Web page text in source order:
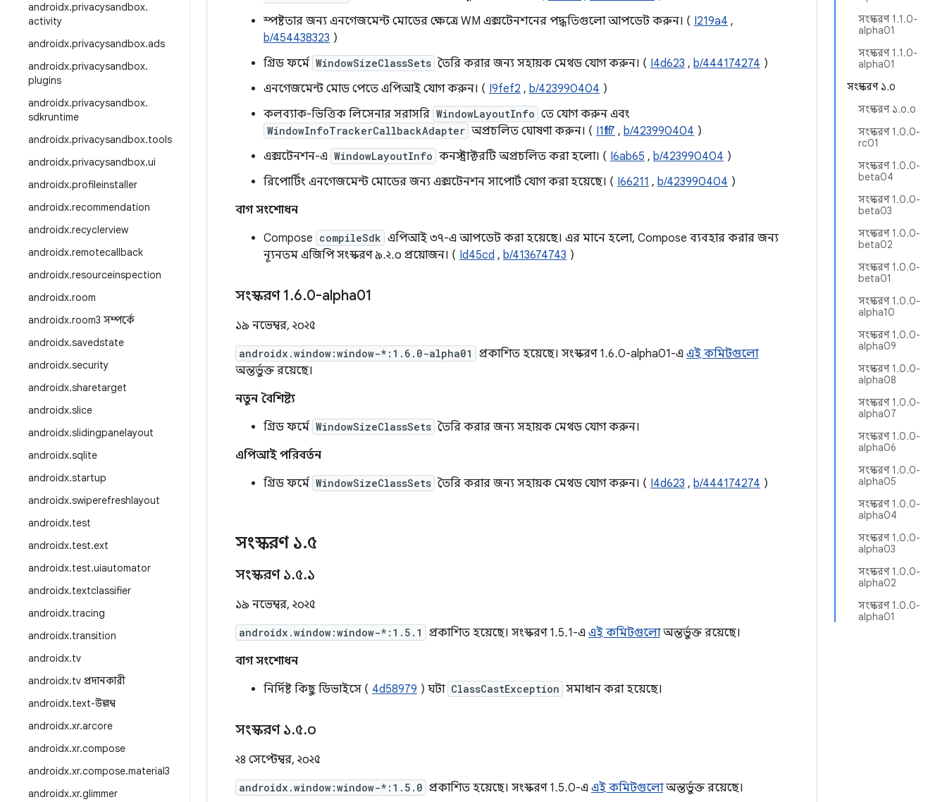
androidx.privacysandbox.
activity
androidx.privacysandbox.ads
androidx.privacysandbox.
plugins
androidx.privacysandbox.
sdkruntime
androidx.privacysandbox.tools
androidx.privacysandbox.ui
androidx.profileinstaller
androidx.recommendation
androidx.recyclerview
androidx.remotecallback
androidx.resourceinspection
androidx.room
androidx.room3 সম্পর্কে
androidx.savedstate
androidx.security
androidx.sharetarget
androidx.slice
androidx.slidingpanelayout
androidx.sqlite
androidx.startup
androidx.swiperefreshlayout
androidx.test
androidx.test.ext
androidx.test.uiautomator
androidx.textclassifier
androidx.tracing
androidx.transition
androidx.tv
androidx.tv প্রদানকারী
androidx.text-উল্লম্ব
androidx.xr.arcore
androidx.xr.compose
androidx.xr.compose.material3
androidx.xr.glimmer
সংস্করণ 1.1.0-
alpha01
সংস্করণ 1.1.0-
alpha01
সংস্করণ ১.০
সংস্করণ ১.০.০
সংস্করণ 1.0.0-
rc01
সংস্করণ 1.0.0-
beta04
সংস্করণ 1.0.0-
beta03
সংস্করণ 1.0.0-
beta02
সংস্করণ 1.0.0-
beta01
সংস্করণ 1.0.0-
alpha10
সংস্করণ 1.0.0-
alpha09
সংস্করণ 1.0.0-
alpha08
সংস্করণ 1.0.0-
alpha07
সংস্করণ 1.0.0-
alpha06
সংস্করণ 1.0.0-
alpha05
সংস্করণ 1.0.0-
alpha04
সংস্করণ 1.0.0-
alpha03
সংস্করণ 1.0.0-
alpha02
সংস্করণ 1.0.0-
alpha01
স্পষ্টতার জন্য এনগেজমেন্ট মোডের ক্ষেত্রে WM এক্সটেনশনের পদ্ধতিগুলো আপডেট করুন। ( I219a4 ,
b/454438323 )
গ্রিড ফর্মে WindowSizeClassSets তৈরি করার জন্য সহায়ক মেথড যোগ করুন। ( I4d623 , b/444174274 )
এনগেজমেন্ট মোড পেতে এপিআই যোগ করুন। ( I9fef2 , b/423990404 )
কলব্যাক-ভিত্তিক লিসেনার সরাসরি WindowLayoutInfo তে যোগ করুন এবং
WindowInfoTrackerCallbackAdapter অপ্রচলিত ঘোষণা করুন। ( I1ff17 , b/423990404 )
এক্সটেনশন-এ WindowLayoutInfo কনস্ট্রাক্টরটি অপ্রচলিত করা হলো। ( I6ab65 , b/423990404 )
রিপোর্টিং এনগেজমেন্ট মোডের জন্য এক্সটেনশন সাপোর্ট যোগ করা হয়েছে। ( I66211 , b/423990404 )
বাগ সংশোধন
Compose compileSdk এপিআই ৩৭-এ আপডেট করা হয়েছে। এর মানে হলো, Compose ব্যবহার করার জন্য
ন্যূনতম এজিপি সংস্করণ ৯.২.০ প্রয়োজন। ( Id45cd , b/413674743 )
সংস্করণ 1.6.0-alpha01
১৯ নভেম্বর, ২০২৫
androidx.window:window-*:1.6.0-alpha01 প্রকাশিত হয়েছে। সংস্করণ 1.6.0-alpha01-এ এই কমিটগুলো
অন্তর্ভুক্ত রয়েছে।
নতুন বৈশিষ্ট্য
গ্রিড ফর্মে WindowSizeClassSets তৈরি করার জন্য সহায়ক মেথড যোগ করুন।
এপিআই পরিবর্তন
গ্রিড ফর্মে WindowSizeClassSets তৈরি করার জন্য সহায়ক মেথড যোগ করুন। ( I4d623 , b/444174274 )
সংস্করণ ১.৫
সংস্করণ ১.৫.১
১৯ নভেম্বর, ২০২৫
androidx.window:window-*:1.5.1 প্রকাশিত হয়েছে। সংস্করণ 1.5.1-এ এই কমিটগুলোঅন্তর্ভুক্ত রয়েছে।
বাগ সংশোধন
নির্দিষ্ট কিছু ডিভাইসে ( 4d58979 ) ঘটা ClassCastException সমাধান করা হয়েছে।
সংস্করণ ১.৫.০
২৪ সেপ্টেম্বর, ২০২৫
androidx.window:window-*:1.5.0 প্রকাশিত হয়েছে। সংস্করণ 1.5.0-এ এই কমিটগুলোঅন্তর্ভুক্ত রয়েছে।